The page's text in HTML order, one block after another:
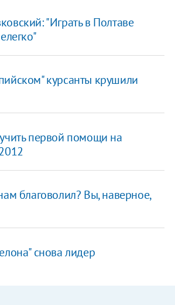
"Играть в Полтаве
курсанты крушили
первой помощи на
благоволил? Вы, наверное,
снова лидер